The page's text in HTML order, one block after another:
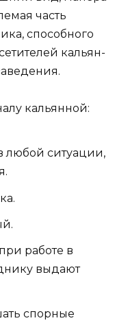
часть
способного
кальян-
кальянной:
любой ситуации,
работе в
выдают
спорные